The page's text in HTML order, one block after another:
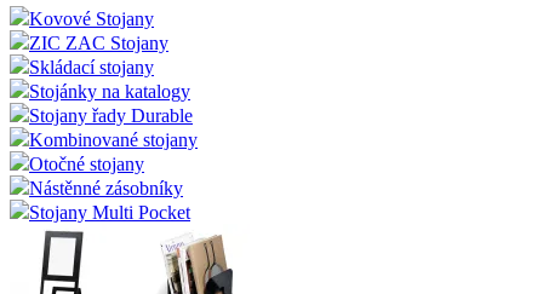
Kovové Stojany
ZIC ZAC Stojany
Skládací stojany
Stojánky na katalogy
Stojany řady Durable
Kombinované stojany
Otočné stojany
Nástěnné zásobníky
Stojany Multi Pocket